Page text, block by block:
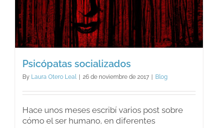
Psicópatas socializados
By Laura Otero Leal | 26 de noviembre de 2017 | Blog
Hace unos meses escribí varios post sobre
cómo el ser humano, en diferentes